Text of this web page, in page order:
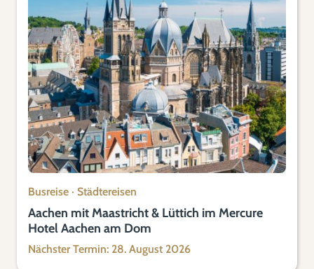
Busreise · Städtereisen
Aachen mit Maastricht & Lüttich im Mercure
Hotel Aachen am Dom
Nächster Termin: 28. August 2026